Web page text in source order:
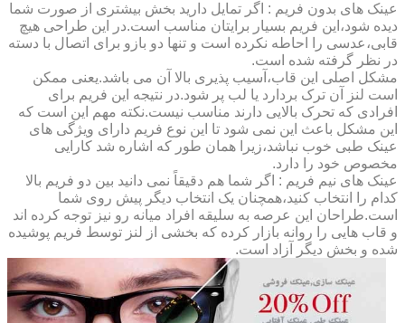
عینک های بدون فریم : اگر تمایل دارید بخش بیشتری از صورت شما
دیده شود،این فریم بسیار برایتان مناسب است.در این طراحی هیچ
قابی،عدسی را احاطه نکرده است و تنها دو بازو برای اتصال با دسته
در نظر گرفته شده است.
مشکل اصلی این قاب،آسیب پذیری بالا آن می باشد.یعنی ممکن
است لنز آن ترک بردارد یا لب پر شود.در نتیجه این فریم برای
افرادی که تحرک بالایی دارند مناسب نیست.نکته مهم این است که
این مشکل باعث این نمی شود تا این نوع فریم دارای ویژگی های
عینک طبی خوب نباشد،زیرا همان طور که اشاره شد کارایی
مخصوص خود را دارد.
عینک های نیم فریم : اگر شما هم دقیقاً نمی دانید بین دو فریم بالا
کدام را انتخاب کنید،همچنان یک انتخاب دیگر پیش روی شما
است.طراحان این عرصه به سلیقه افراد میانه رو نیز توجه کرده اند
و قاب هایی را روانه بازار کرده که بخشی از لنز توسط فریم پوشیده
شده و بخش دیگر آزاد است.